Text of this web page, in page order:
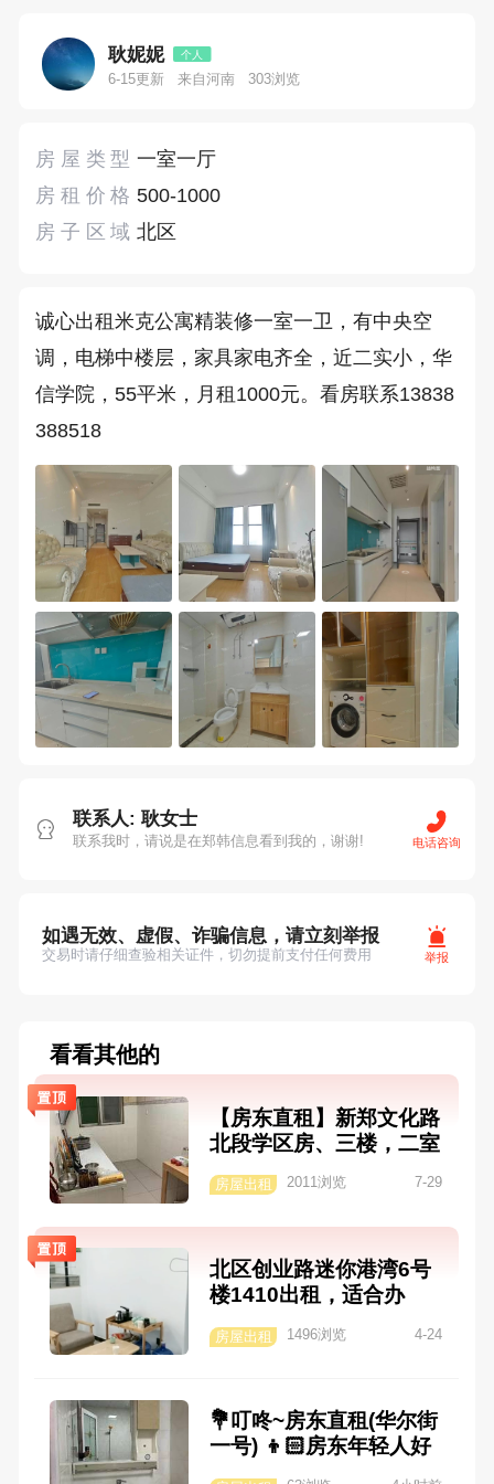
耿妮妮 个人
6-15更新 来自河南 303浏览
房屋类型 一室一厅
房租价格 500-1000
房子区域 北区
诚心出租米克公寓精装修一室一卫，有中央空
调，电梯中楼层，家具家电齐全，近二实小，华
信学院，55平米，月租1000元。看房联系13838
388518
联系人: 耿女士
联系我时，请说是在郑韩信息看到我的，谢谢! 电话咨询
如遇无效、虚假、诈骗信息，请立刻举报
交易时请仔细查验相关证件，切勿提前支付任何费用 举报
看看其他的
【房东直租】新郑文化路
北段学区房、三楼，二室
齐全，采光良好，距离苑
上学不用远行，陪读首
选！电话：1593902789
房屋出租 2011浏览 7-29
北区创业路迷你港湾6号
楼1410出租，适合办
楼车位，楼上也可居住。
房屋出租 1496浏览 4-24
💐叮咚~房东直租(华尔街
一号) 👦🏻房东年轻人好